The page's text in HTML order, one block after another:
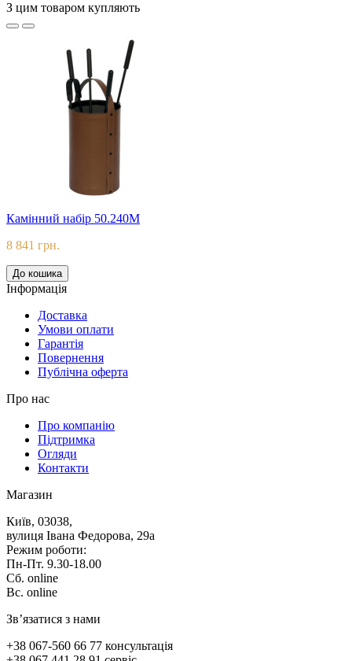
З цим товаром купляють
Камінний набір 50.240M
8 841 грн.
До кошика
Iнформацiя
Доставка
Умови оплати
Гарантія
Повернення
Публічна оферта
Про нас
Про компанію
Підтримка
Огляди
Контакти
Магазин
Київ, 03038,
вулиця Івана Федорова, 29а
Режим роботи:
Пн-Пт. 9.30-18.00
Сб. online
Вс. online
Зв’язатися з нами
+38 067-560 66 77 консультація